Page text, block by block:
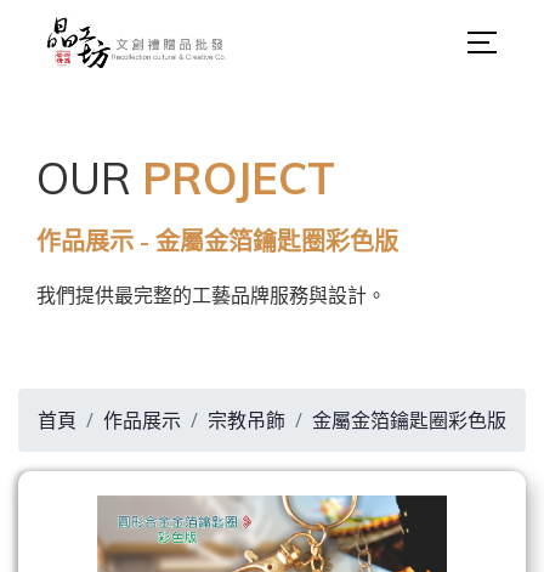
OUR PROJECT
作品展示 - 金屬金箔鑰匙圈彩色版
我們提供最完整的工藝品牌服務與設計。
首頁 作品展示 宗教吊飾 金屬金箔鑰匙圈彩色版